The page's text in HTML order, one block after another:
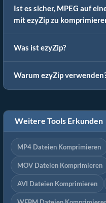
Ist es sicher, MPEG auf
mit ezyZip zu
Was ist ezyZip?
Warum ezyZip
Weitere Tools Erkunden
MP4 Dateien Komprimieren
MOV Dateien Komprimieren
AVI Dateien Komprimieren